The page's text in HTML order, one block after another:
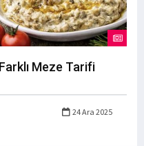
Meze Tarifi
24 Ara 2025